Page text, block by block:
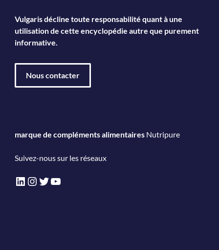
Vulgaris décline toute responsabilité quant à une
utilisation de cette encyclopédie autre que purement
informative.
Nous contacter
marque de compléments alimentaires Nutripure
Suivez-nous sur les réseaux
LinkedIn
Instagram
Twitter
YouTube